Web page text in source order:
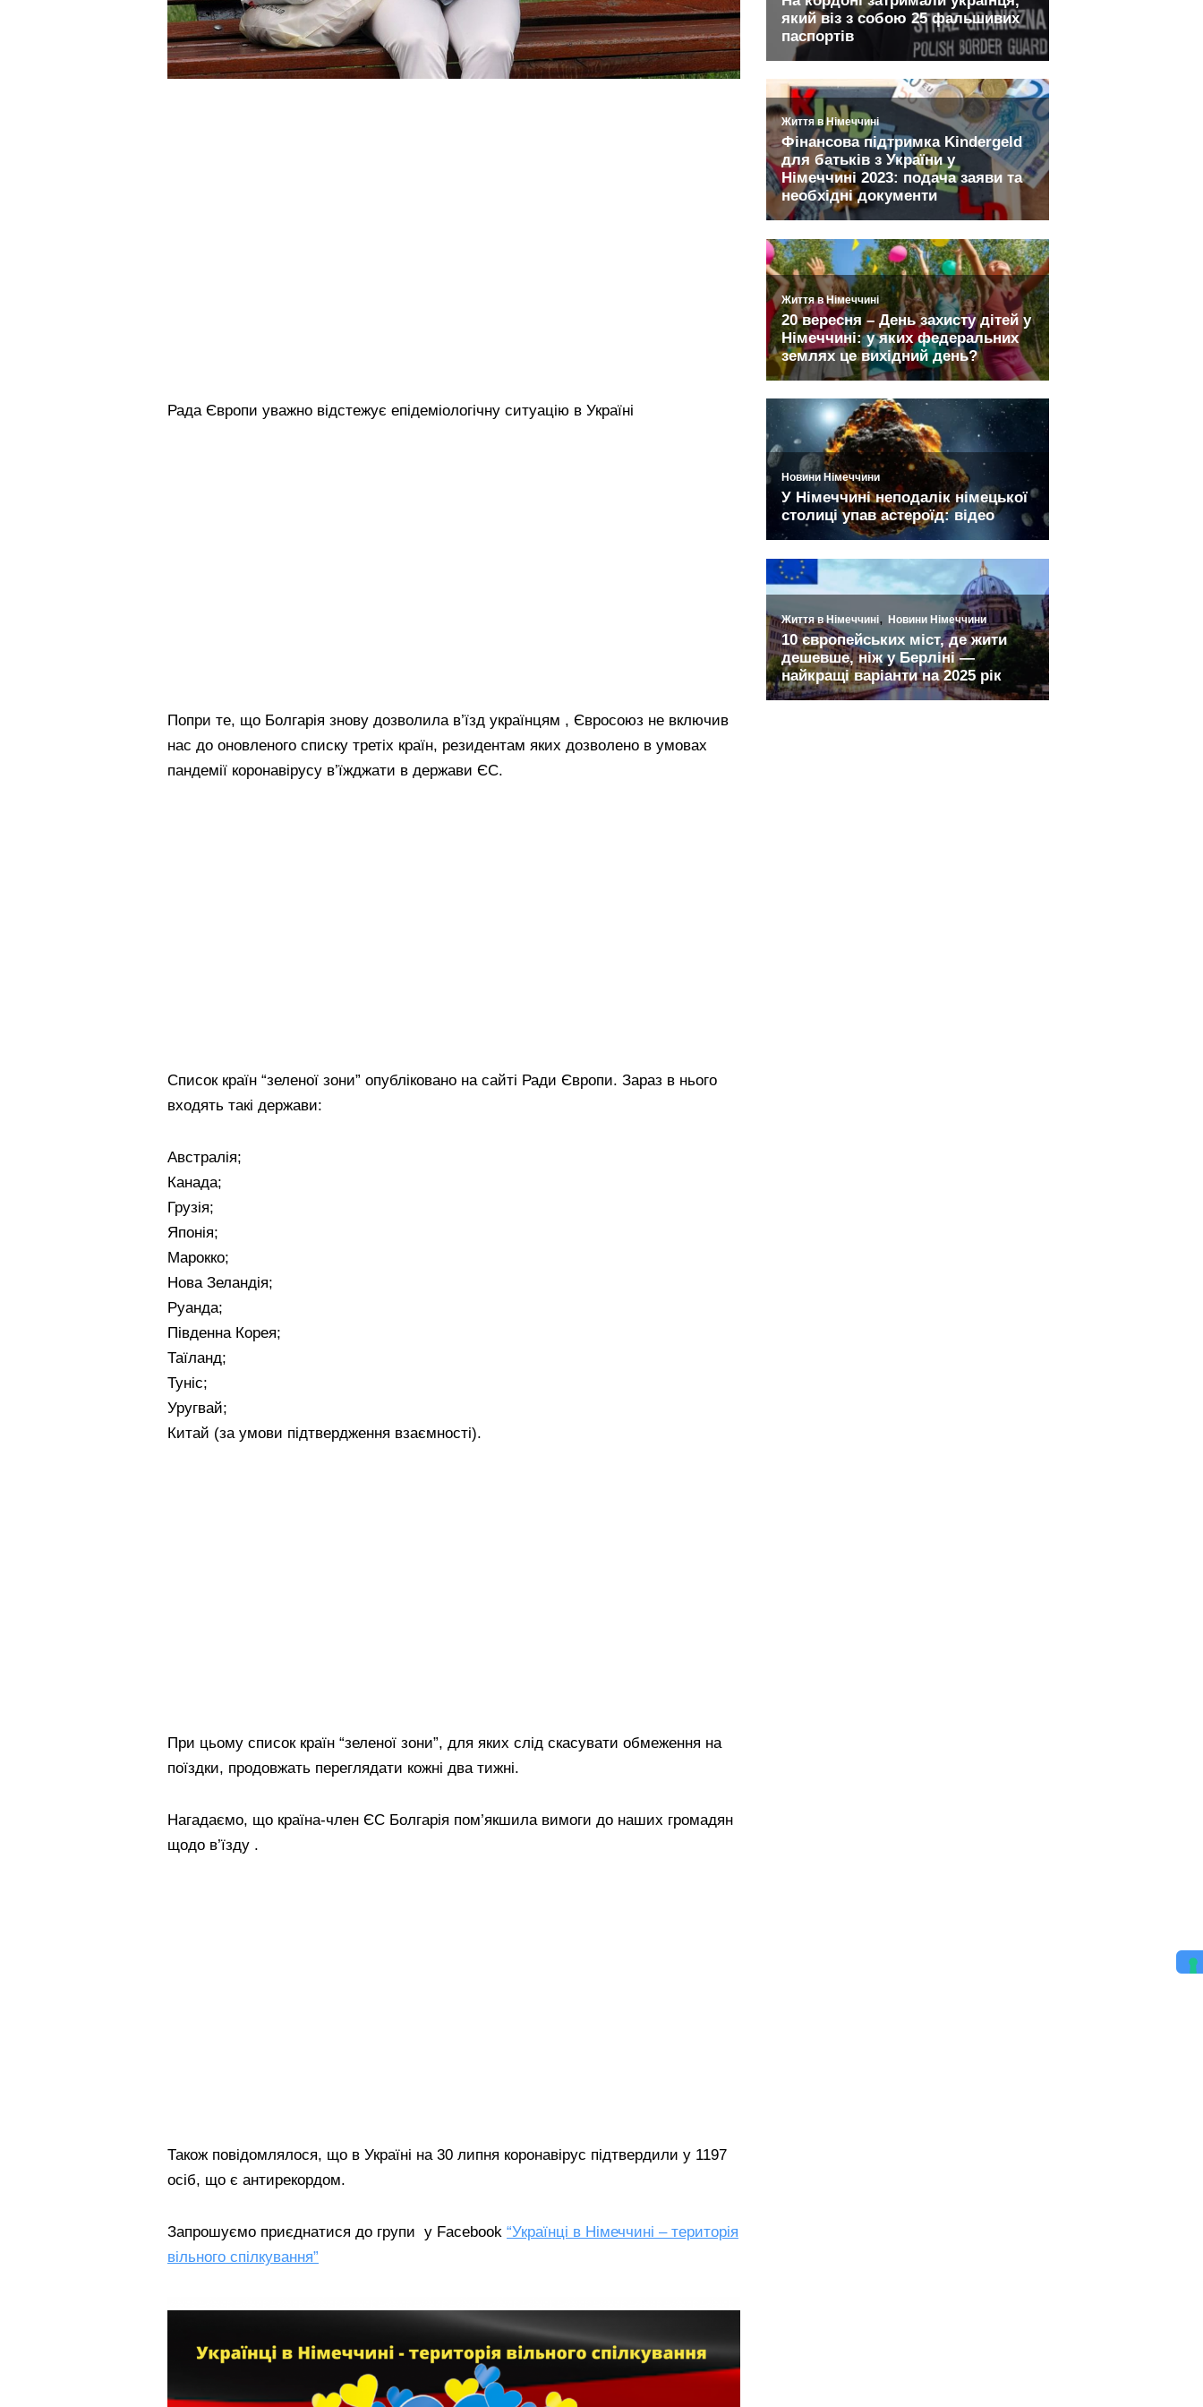
Рада Європи уважно відстежує епідеміологічну ситуацію в Україні
Попри те, що Болгарія знову дозволила в’їзд українцям , Євросоюз не включив
нас до оновленого списку третіх країн, резидентам яких дозволено в умовах
пандемії коронавірусу в’їжджати в держави ЄС.
Список країн “зеленої зони” опубліковано на сайті Ради Європи. Зараз в нього
входять такі держави:
Австралія;
Канада;
Грузія;
Японія;
Марокко;
Нова Зеландія;
Руанда;
Південна Корея;
Таїланд;
Туніс;
Уругвай;
Китай (за умови підтвердження взаємності).
При цьому список країн “зеленої зони”, для яких слід скасувати обмеження на
поїздки, продовжать переглядати кожні два тижні.
Нагадаємо, що країна-член ЄС Болгарія пом’якшила вимоги до наших громадян
щодо в’їзду .
Також повідомлялося, що в Україні на 30 липня коронавірус підтвердили у 1197
осіб, що є антирекордом.
Запрошуємо приєднатися до групи у Facebook “Українці в Німеччині – територія
вільного спілкування”